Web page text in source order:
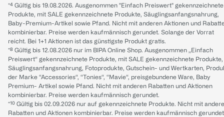
*⁴ Gültig bis 19.08.2026. Ausgenommen "Einfach Preiswert" gekennzeichnete
Produkte, mit SALE gekennzeichnete Produkte, Säuglingsanfangsnahrung,
Baby-Premium-Artikel sowie Pfand. Nicht mit anderen Aktionen und
kombinierbar. Preise werden kaufmännisch gerundet. Solange der Vorrat
reicht. Bei 1+1 Aktionen ist das günstigste Produkt gratis.
*⁸ Gültig bis 12.08.2026 nur im BIPA Online Shop. Ausgenommen „Einfach
Preiswert“ gekennzeichnete Produkte, mit SALE gekennzeichnete Produkte,
Säuglingsanfangsnahrung, Fotoprodukte, Gutschein- und Wertkarten,
der Marke “Accessories“, “Tonies“, “Mavie“, preisgebundene Ware, Baby
Premium- Artikel sowie Pfand. Nicht mit anderen Rabatten und Aktionen
kombinierbar. Preise werden kaufmännisch gerundet.
*¹⁰ Gültig bis 02.09.2026 nur auf gekennzeichnete Produkte. Nicht mit
Rabatten und Aktionen kombinierbar. Preise werden kaufmännisch